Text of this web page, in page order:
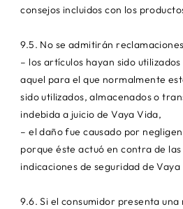
consejos incluidos con los
9.5. No se admitirán
– los artículos hayan sido
aquel para el que normalmente
sido utilizados, almacenados o
indebida a juicio de Vaya Vida,
– el daño fue causado por
porque éste actuó en contra de
indicaciones de seguridad de Vaya
9.6. Si el consumidor presenta